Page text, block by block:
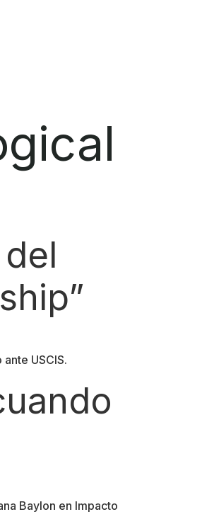
USCIS.
Baylon en Impacto